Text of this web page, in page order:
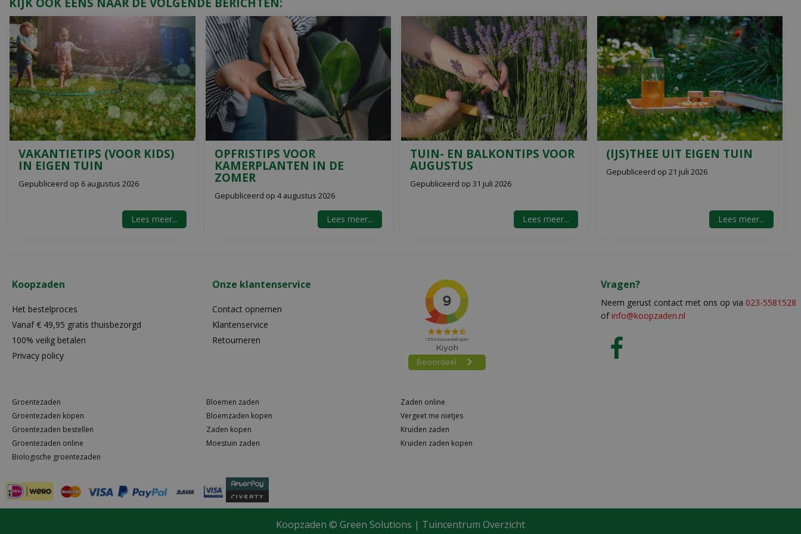
KIJK OOK EENS NAAR DE VOLGENDE BERICHTEN:
VAKANTIETIPS (VOOR KIDS)
IN EIGEN TUIN
Gepubliceerd op 6 augustus 2026
Lees meer...
OPFRISTIPS VOOR
KAMERPLANTEN IN DE
ZOMER
Gepubliceerd op 4 augustus 2026
Lees meer...
TUIN- EN BALKONTIPS VOOR
AUGUSTUS
Gepubliceerd op 31 juli 2026
Lees meer...
(IJS)THEE UIT EIGEN TUIN
Gepubliceerd op 21 juli 2026
Lees meer...
Koopzaden
Het bestelproces
Vanaf € 49,95 gratis thuisbezorgd
100% veilig betalen
Privacy policy
Onze klantenservice
Contact opnemen
Klantenservice
Retourneren
Vragen?
Neem gerust contact met ons op via 023-5581528
of info@koopzaden.nl
Groentezaden
Groentezaden kopen
Groentezaden bestellen
Groentezaden online
Biologische groentezaden
Bloemen zaden
Bloemzaden kopen
Zaden kopen
Moestuin zaden
Zaden online
Vergeet me nietjes
Kruiden zaden
Kruiden zaden kopen
Koopzaden © Green Solutions | Tuincentrum Overzicht